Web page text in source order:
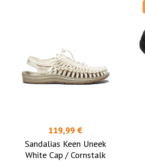
119,99 €
Sandalias Keen Uneek
White Cap / Cornstalk